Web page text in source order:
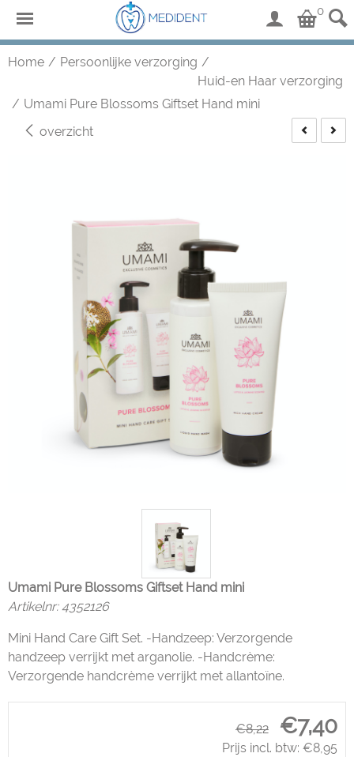
0
Home / Persoonlijke verzorging /
Huid-en Haar verzorging
/ Umami Pure Blossoms Giftset Hand mini
overzicht
Umami Pure Blossoms Giftset Hand mini
Artikelnr: 4352126
Mini Hand Care Gift Set. -Handzeep: Verzorgende
handzeep verrijkt met arganolie. -Handcrème:
Verzorgende handcrème verrijkt met allantoïne.
€8,22 €7,40
Prijs incl. btw: €8,95